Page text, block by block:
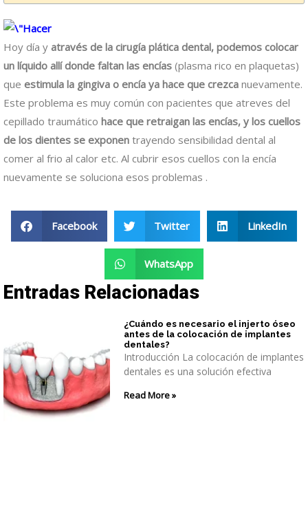
Hoy día y através de la cirugía plática dental, podemos colocar
un líquido allí donde faltan las encías (plasma rico en plaquetas)
que estimula la gingiva o encía ya hace que crezca nuevamente.
Este problema es muy común con pacientes que atreves del
cepillado traumático hace que retraigan las encías, y los cuellos
de los dientes se exponen trayendo sensibilidad dental al
comer al frio al calor etc. Al cubrir esos cuellos con la encía
nuevamente se soluciona esos problemas .
Facebook Twitter LinkedIn
WhatsApp
Entradas Relacionadas
¿Cuándo es necesario el injerto óseo
antes de la colocación de implantes
dentales?
Introducción La colocación de implantes
dentales es una solución efectiva
Read More »